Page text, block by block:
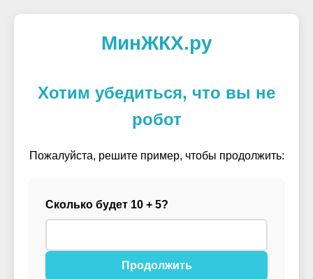
МинЖКХ.ру
Хотим убедиться, что вы не
робот
Пожалуйста, решите пример, чтобы продолжить:
Сколько будет 10 + 5?
Продолжить